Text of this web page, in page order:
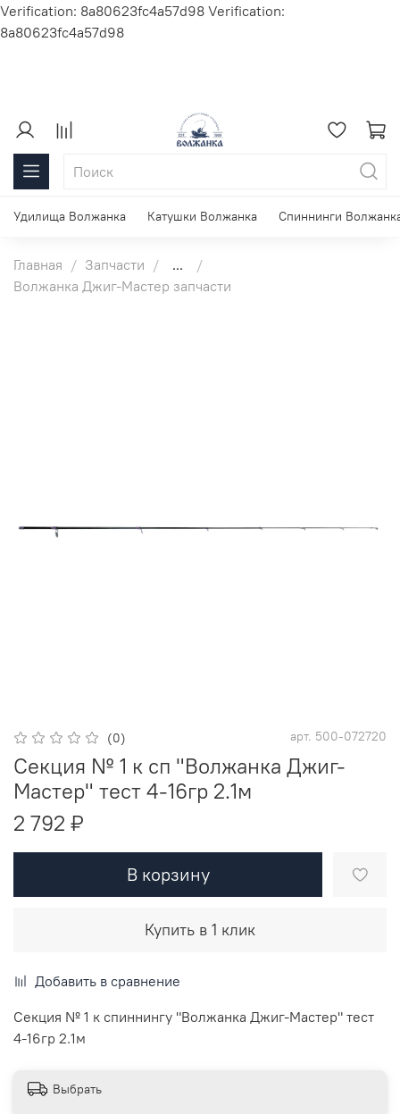
Verification: 8a80623fc4a57d98 Verification:
8a80623fc4a57d98
Удилища Волжанка Катушки Волжанка Спиннинги
Главная Запчасти
...
Волжанка Джиг-Мастер запчасти
(0) арт. 500-072720
Секция № 1 к сп "Волжанка Джиг-
Мастер" тест 4-16гр 2.1м
2 792 ₽
В корзину
Купить в 1 клик
Добавить в сравнение
Секция № 1 к спиннингу "Волжанка Джиг-Мастер" тест
4-16гр 2.1м
Выбрать